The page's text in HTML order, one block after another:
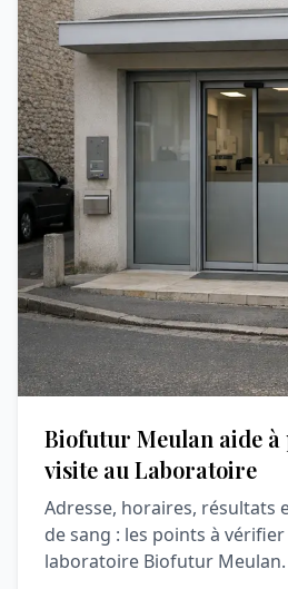
Biofutur Meulan aide à
visite au Laboratoire
Adresse, horaires, résultats
de sang : les points à vérifier
laboratoire Biofutur Meulan.